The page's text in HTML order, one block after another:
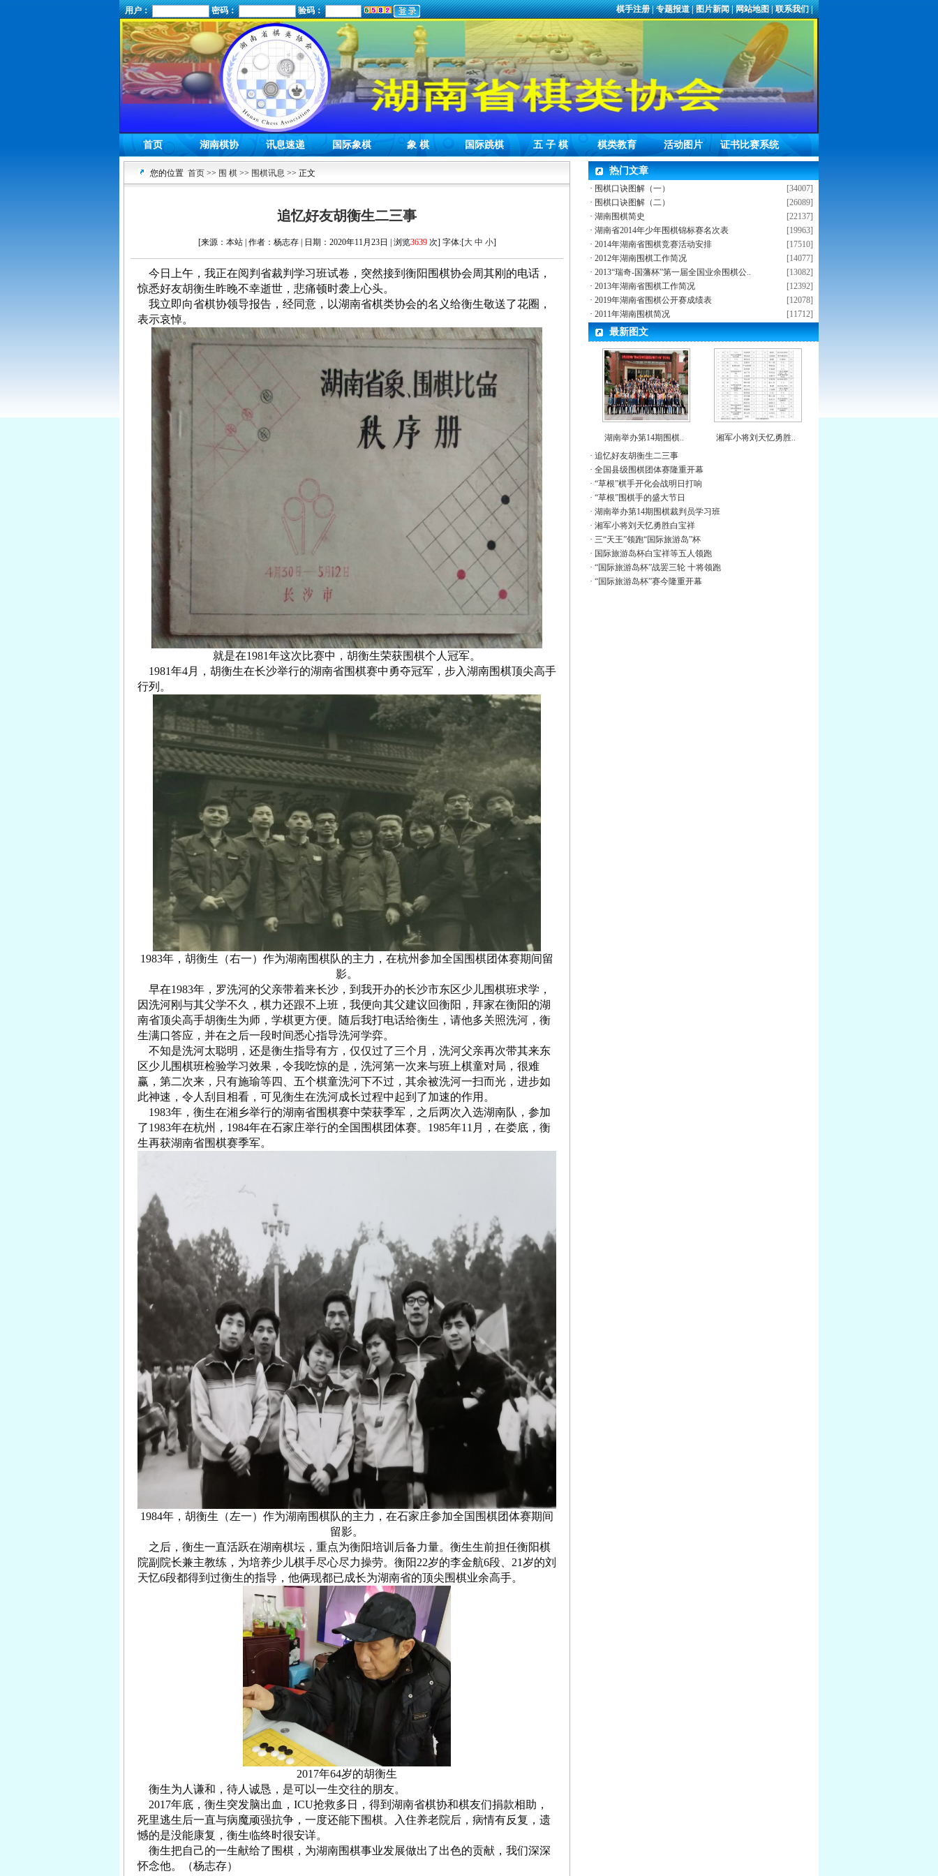
用户： 密码： 验码： 棋手注册|专题报道|图片新闻|网站地图|联系我们|
首页 湖南棋协 讯息速递 国际象棋 象 棋 国际跳棋 五 子 棋 棋类教育 活动图片 证书比赛系统
您的位置 首页 >> 围 棋 >> 围棋讯息 >> 正文
追忆好友胡衡生二三事
[来源：本站 | 作者：杨志存 | 日期：2020年11月23日 | 浏览3639次] 字体:[大 中 小]
今日上午，我正在阅判省裁判学习班试卷，突然接到衡阳围棋协会周其刚的电话，
惊悉好友胡衡生昨晚不幸逝世，悲痛顿时袭上心头。
我立即向省棋协领导报告，经同意，以湖南省棋类协会的名义给衡生敬送了花圈，
表示哀悼。
就是在1981年这次比赛中，胡衡生荣获围棋个人冠军。
1981年4月，胡衡生在长沙举行的湖南省围棋赛中勇夺冠军，步入湖南围棋顶尖高手
行列。
1983年，胡衡生（右一）作为湖南围棋队的主力，在杭州参加全国围棋团体赛期间留
影。
早在1983年，罗洗河的父亲带着来长沙，到我开办的长沙市东区少儿围棋班求学，
因洗河刚与其父学不久，棋力还跟不上班，我便向其父建议回衡阳，拜家在衡阳的湖
南省顶尖高手胡衡生为师，学棋更方便。随后我打电话给衡生，请他多关照洗河，衡
生满口答应，并在之后一段时间悉心指导洗河学弈。
不知是洗河太聪明，还是衡生指导有方，仅仅过了三个月，洗河父亲再次带其来东
区少儿围棋班检验学习效果，令我吃惊的是，洗河第一次来与班上棋童对局，很难
赢，第二次来，只有施瑜等四、五个棋童洗河下不过，其余被洗河一扫而光，进步如
此神速，令人刮目相看，可见衡生在洗河成长过程中起到了加速的作用。
1983年，衡生在湘乡举行的湖南省围棋赛中荣获季军，之后两次入选湖南队，参加
了1983年在杭州，1984年在石家庄举行的全国围棋团体赛。1985年11月，在娄底，衡
生再获湖南省围棋赛季军。
1984年，胡衡生（左一）作为湖南围棋队的主力，在石家庄参加全国围棋团体赛期间
留影。
之后，衡生一直活跃在湖南棋坛，重点为衡阳培训后备力量。衡生生前担任衡阳棋
院副院长兼主教练，为培养少儿棋手尽心尽力操劳。衡阳22岁的李金航6段、21岁的刘
天忆6段都得到过衡生的指导，他俩现都已成长为湖南省的顶尖围棋业余高手。
2017年64岁的胡衡生
衡生为人谦和，待人诚恳，是可以一生交往的朋友。
2017年底，衡生突发脑出血，ICU抢救多日，得到湖南省棋协和棋友们捐款相助，
死里逃生后一直与病魔顽强抗争，一度还能下围棋。入住养老院后，病情有反复，遗
憾的是没能康复，衡生临终时很安详。
衡生把自己的一生献给了围棋，为湖南围棋事业发展做出了出色的贡献，我们深深
怀念他。（杨志存）
热门文章
[34007]
· 围棋口诀图解（一）
[26089]
· 围棋口诀图解（二）
[22137]
· 湖南围棋简史
[19963]
· 湖南省2014年少年围棋锦标赛名次表
[17510]
· 2014年湖南省围棋竞赛活动安排
[14077]
· 2012年湖南围棋工作简况
[13082]
· 2013“瑞奇-国藩杯”第一届全国业余围棋公..
[12392]
· 2013年湖南省围棋工作简况
[12078]
· 2019年湖南省围棋公开赛成绩表
[11712]
· 2011年湖南围棋简况
最新图文
湖南举办第14期围棋..
湘军小将刘天忆勇胜..
· 追忆好友胡衡生二三事
· 全国县级围棋团体赛隆重开幕
· “草根”棋手开化会战明日打响
· “草根”围棋手的盛大节日
· 湖南举办第14期围棋裁判员学习班
· 湘军小将刘天忆勇胜白宝祥
· 三“天王”领跑“国际旅游岛”杯
· 国际旅游岛杯白宝祥等五人领跑
· “国际旅游岛杯”战罢三轮 十将领跑
· “国际旅游岛杯”赛今隆重开幕